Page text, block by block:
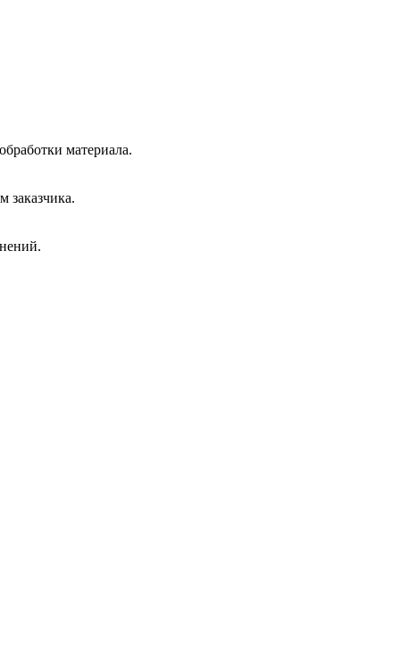
материала.
заказчика.